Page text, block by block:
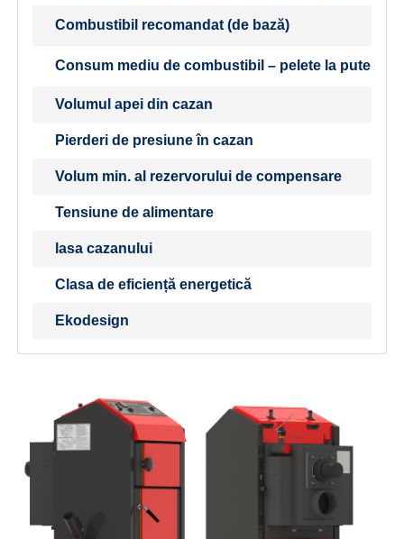
Combustibil recomandat (de bază)
Consum mediu de combustibil – pelete la puterea
Volumul apei din cazan
Pierderi de presiune în cazan
Volum min. al rezervorului de compensare
Tensiune de alimentare
lasa cazanului
Clasa de eficiență energetică
Ekodesign